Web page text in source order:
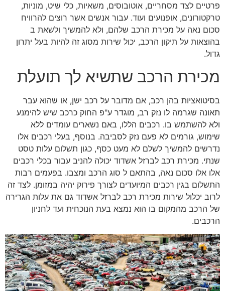
פרטיים לצד מסחריים, אוטובוסים, משאיות, כלי שיט, מוניות,
טרקטורונים, אופנועים ועוד. עבור אנשים אשר רוצים להרוויח
סכום נאה על מכירת הרכב שלהם, ולא להמשיך ולשאת ב
בהוצאות על תיקון הרכב, יכול שירות מסוג זה להיות בעל יתרון
גדול.
מכירת הרכב שתשיא לך תועלת
בסיטואציות בהן רכב, אם מדובר על רכב ישן, או שהוא עבר
תאונה שגרמה לו נזק רב, מוגדר ע"פ החוק כרכב שיש להימנע
ולא להשתמש בו. רכבים הללו, באם נשארים עומדים ללא
שימוש, גורמים לא פעם נזק לסביבה. בנוסף, בעלי רכבים אלו
נדרשים להמשיך לשלם לא מעט כסף, כגון תשלום עלות טסט
שנתי. מכירת רכב לברזל אשדוד יכולה להניב עבור בכלי רכבים
אלו אלו סכום נאה, בהתאם ל סוג הרכב ומצבו. בפעמים רבות
התשלום בגין רכבים המיועדים לצורך פירוק יהיה במזומן. לצד זה
לרוב יכלול שירות מכירת רכב לברזל אשדוד גם את עלות הגרירה
של הרכב מהמקום בו הוא נמצא בעת הנוכחית ועד לחניון
הרכבים.